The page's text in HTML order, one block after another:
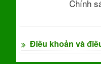
Chính
Điều khoản và